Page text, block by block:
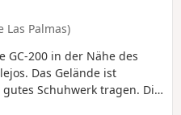
Las Palmas)
GC-200 in der Nähe des
Das Gelände ist
Schuhwerk tragen. Die